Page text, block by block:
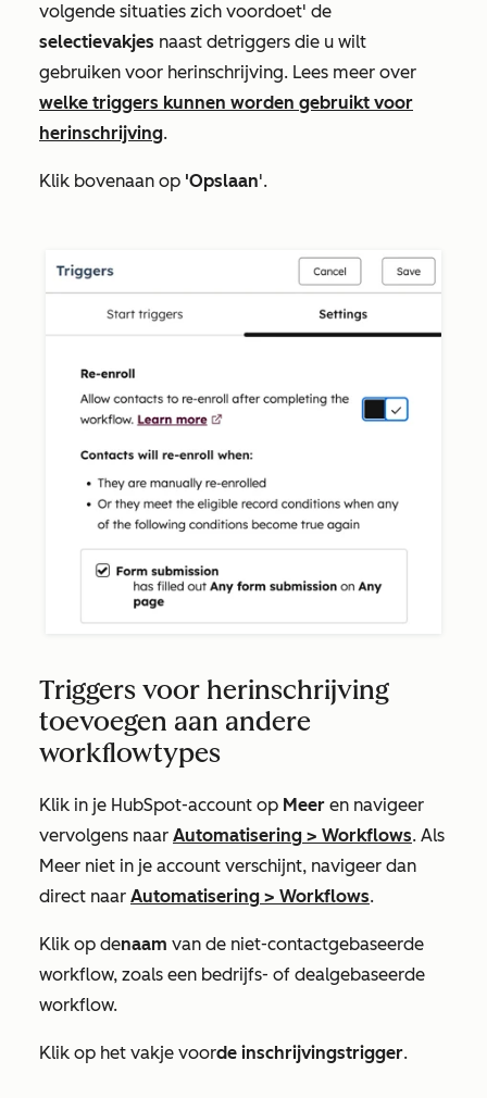
volgende situaties zich voordoet' de
selectievakjes naast detriggers die u wilt
gebruiken voor herinschrijving. Lees meer over
welke triggers kunnen worden gebruikt voor
herinschrijving.
Klik bovenaan op 'Opslaan'.
Triggers voor herinschrijving
toevoegen aan andere
workflowtypes
Klik in je HubSpot-account op Meer en navigeer
vervolgens naar Automatisering > Workflows. Als
Meer niet in je account verschijnt, navigeer dan
direct naar Automatisering > Workflows.
Klik op denaam van de niet-contactgebaseerde
workflow, zoals een bedrijfs- of dealgebaseerde
workflow.
Klik op het vakje voorde inschrijvingstrigger.